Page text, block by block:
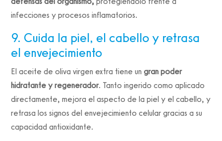
infecciones y procesos inflamatorios.
9. Cuida la piel, el cabello y retrasa
el envejecimiento
El aceite de oliva virgen extra tiene ungran poder
hidratante y regenerador. Tanto ingerido como aplicado
directamente, mejora el aspecto de la piel y el cabello, y
retrasa los signos del envejecimiento celular gracias a su
capacidad antioxidante.